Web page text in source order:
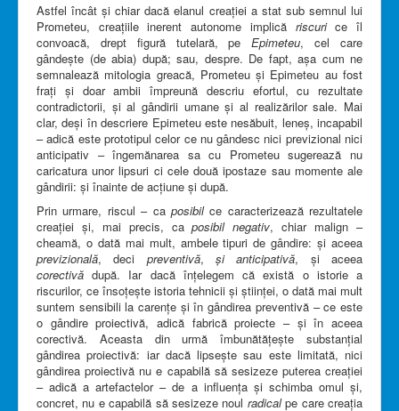
Astfel încât și chiar dacă elanul creației a stat sub semnul lui
Prometeu, creațiile inerent autonome implică riscurice îl
convoacă, drept figură tutelară, peEpimeteu, cel care
gândește (de abia) după; sau, despre. De fapt, așa cum ne
semnalează mitologia greacă, Prometeu și Epimeteu au fost
frați și doar ambii împreună descriu efortul, cu rezultate
contradictorii, și al gândirii umane și al realizărilor sale. Mai
clar, deși în descriere Epimeteu este nesăbuit, leneș, incapabil
– adică este prototipul celor ce nu gândesc nici previzional nici
anticipativ – îngemănarea sa cu Prometeu sugerează nu
caricatura unor lipsuri ci cele două ipostaze sau momente ale
gândirii: și înainte de acțiune și după.
Prin urmare, riscul – ca posibilce caracterizează rezultatele
creației și, mai precis, caposibil negativ, chiar malign –
cheamă, o dată mai mult, ambele tipuri de gândire: și aceea
previzională, deci preventivă, și anticipativă, și aceea
corectivădupă. Iar dacă înțelegem că există o istorie a
riscurilor, ce însoțește istoria tehnicii și științei, o dată mai mult
suntem sensibili la carențe și în gândirea preventivă – ce este
o gândire proiectivă, adică fabrică proiecte – și în aceea
corectivă. Aceasta din urmă îmbunătățește substanțial
gândirea proiectivă: iar dacă lipsește sau este limitată, nici
gândirea proiectivă nu e capabilă să sesizeze puterea creației
– adică a artefactelor – de a influența și schimba omul și,
concret, nu e capabilă să sesizeze noul radicalpe care creația